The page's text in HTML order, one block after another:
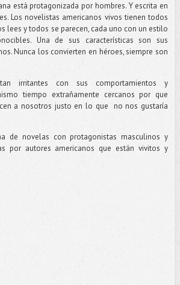
está protagonizada por hombres. Y escrita en
Los novelistas americanos vivos tienen todos
lees y todos se parecen, cada uno con un estilo
Una de sus características son sus
Nunca los convierten en héroes, siempre son
irritantes con sus comportamientos y
tiempo extrañamente cercanos por que
a nosotros justo en lo que no nos gustaría
de novelas con protagonistas masculinos y
por autores americanos que están vivitos y